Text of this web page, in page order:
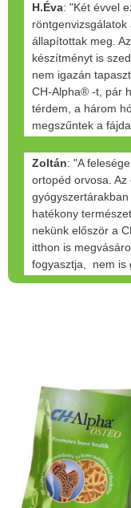
H.Éva: "Két évvel
állapítottak meg.
készítményt is
nem igazán
CH-Alpha® -t, pár
térdem, a három
megszűntek a
Zoltán: "A
ortopéd orvosa.
hatékony
nekünk először a
itthon is
fogyasztja, nem is